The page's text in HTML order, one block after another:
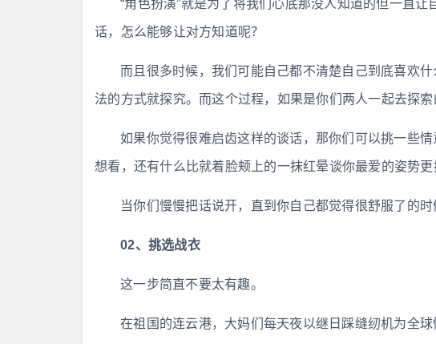
“角色扮演”就是为了将我们心底那没人知道的但一直
话，怎么能够让对方知道呢？
而且很多时候，我们可能自己都不清楚自己到底喜欢
法的方式就探究。而这个过程，如果是你们两人一起去探
如果你觉得很难启齿这样的谈话，那你们可以挑一些
想看，还有什么比就着脸颊上的一抹红晕谈你最爱的姿势更
当你们慢慢把话说开，直到你自己都觉得很舒服了的
02、挑选战衣
这一步简直不要太有趣。
在祖国的连云港，大妈们每天夜以继日踩缝纫机为全